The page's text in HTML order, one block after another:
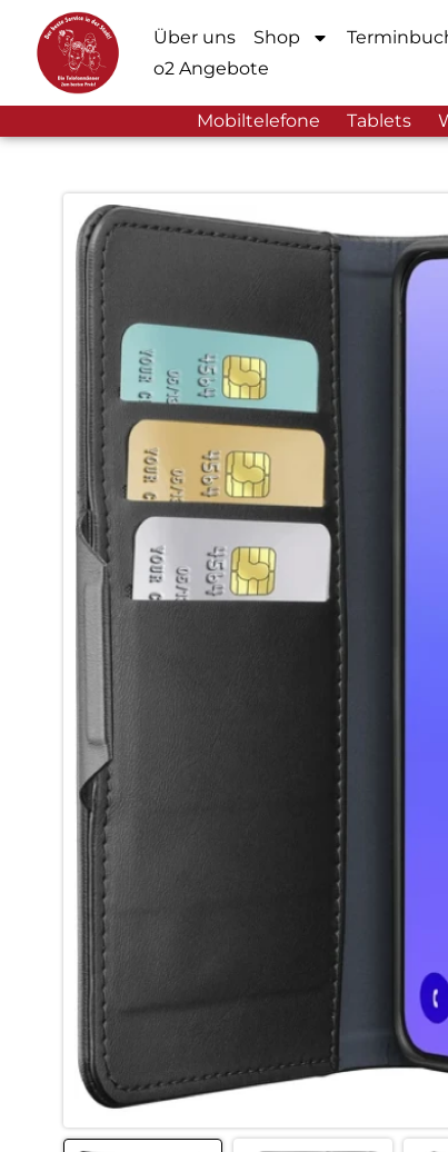
Über uns Shop
o2 Angebote
Mobiltelefone Tablets